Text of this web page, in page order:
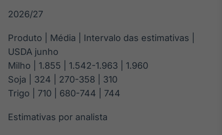
Ticker
Cotações e
headlines de
2026/27
Produto | Média | Intervalo das estimativas |
USDA junho
Milho | 1.855 | 1.542-1.963 | 1.960
Soja | 324 | 270-358 | 310
Trigo | 710 | 680-744 | 744
Estimativas por analista